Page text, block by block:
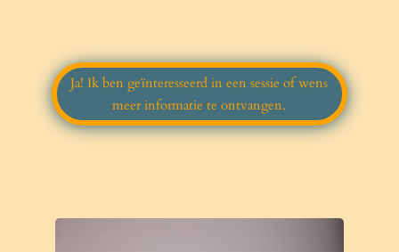
Ja! Ik ben geïnteresseerd in een sessie of wens
meer informatie te ontvangen.